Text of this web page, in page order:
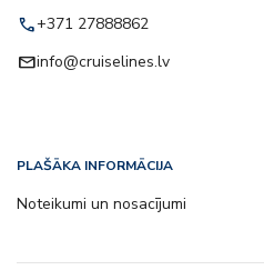
call+371 27888862
emailinfo@cruiselines.lv
PLAŠĀKA INFORMĀCIJA
Noteikumi un nosacījumi